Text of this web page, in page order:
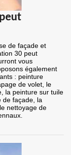
de façade et
30 peut
vous
également
: peinture
de volet, le
la peinture sur tuile
de façade, la
nettoyage de